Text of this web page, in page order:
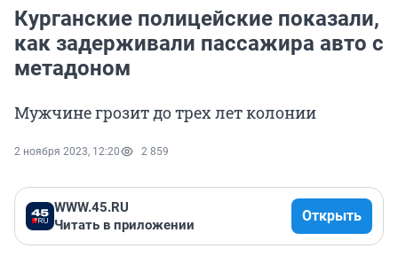
Курганские полицейские показали,
как задерживали пассажира авто с
метадоном
Мужчине грозит до трех лет колонии
2 ноября 2023, 12:20 2 859
WWW.45.RU
Читать в приложении
Открыть